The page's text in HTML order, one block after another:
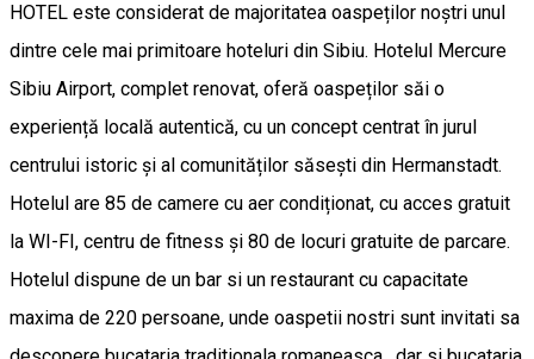
HOTEL este considerat de majoritatea oaspeților noștri unul
dintre cele mai primitoare hoteluri din Sibiu. Hotelul Mercure
Sibiu Airport, complet renovat, oferă oaspeților săi o
experiență locală autentică, cu un concept centrat în jurul
centrului istoric și al comunităților săsești din Hermanstadt.
Hotelul are 85 de camere cu aer condiționat, cu acces gratuit
la WI-FI, centru de fitness și 80 de locuri gratuite de parcare.
Hotelul dispune de un bar si un restaurant cu capacitate
maxima de 220 persoane, unde oaspetii nostri sunt invitati sa